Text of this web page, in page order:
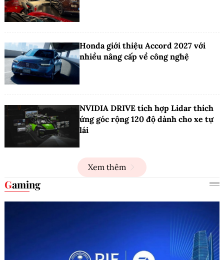
Honda giới thiệu Accord 2027 với
nhiều nâng cấp về công nghệ
NVIDIA DRIVE tích hợp Lidar thích
ứng góc rộng 120 độ dành cho xe tự
lái
Xem thêm
Gaming